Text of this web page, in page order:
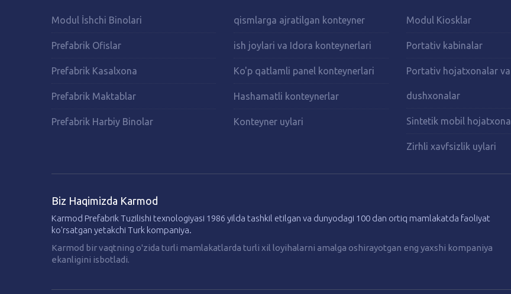
Modul İshchi Binolari
Prefabrik Ofislar
Prefabrik Kasalxona
Prefabrik Maktablar
Prefabrik Harbiy Binolar
qismlarga ajratilgan konteyner
ish joylari va Idora konteynerlari
Ko'p qatlamli panel konteynerlari
Hashamatli konteynerlar
Konteyner uylari
Modul Kiosklar
Portativ kabinalar
Portativ hojatxonalar va
dushxonalar
Sintetik mobil hojatxona
Zirhli xavfsizlik uylari
Biz Haqimizda Karmod
Karmod Prefabrik Tuzilishi texnologiyasi 1986 yilda tashkil etilgan va dunyodagi 100 dan ortiq mamlakatda faoliyat
ko'rsatgan yetakchi Turk kompaniya.
Karmod bir vaqtning o'zida turli mamlakatlarda turli xil loyihalarni amalga oshirayotgan eng yaxshi kompaniya
ekanligini isbotladi.